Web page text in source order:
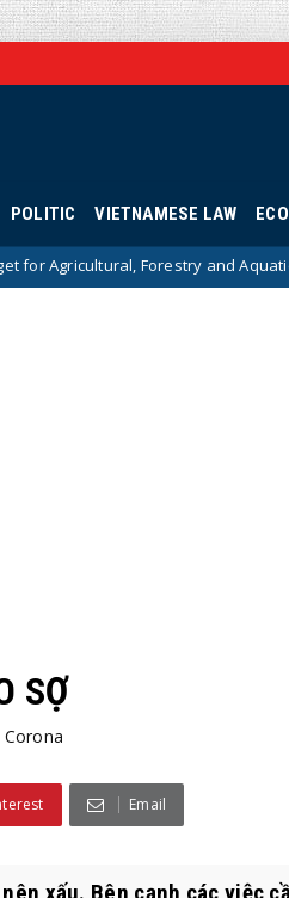
POLITIC VIETNAMESE LAW
and Aquatic Exports: Detailed
SỢ
Corona
Email